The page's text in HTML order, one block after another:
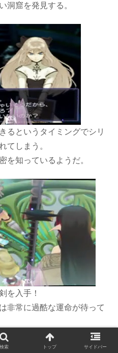
洞窟を発見する。
るというタイミングでシリ
てしまう。
を知っているようだ。
を入手！
非常に過酷な運命が待って
検索 トップ サイドバー